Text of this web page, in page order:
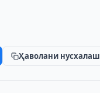
Ҳаволани нусхалаш